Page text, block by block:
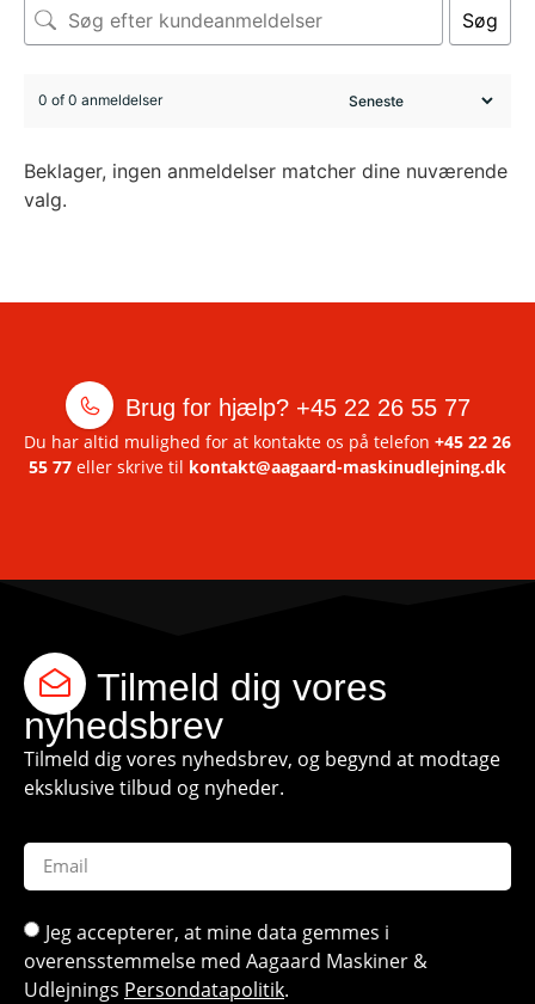
Søg
0 of 0 anmeldelser
Beklager, ingen anmeldelser matcher dine nuværende
valg.
Brug for hjælp? +45 22 26 55 77
Du har altid mulighed for at kontakte os på telefon +45 22 26
55 77 eller skrive til kontakt@aagaard-maskinudlejning.dk
Tilmeld dig vores
nyhedsbrev
Tilmeld dig vores nyhedsbrev, og begynd at modtage
eksklusive tilbud og nyheder.
Jeg accepterer, at mine data gemmes i
overensstemmelse med Aagaard Maskiner &
Udlejnings Persondatapolitik.